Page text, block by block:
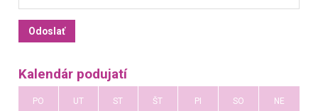
Kalendár podujatí
PO UT ST ŠT PI SO NE